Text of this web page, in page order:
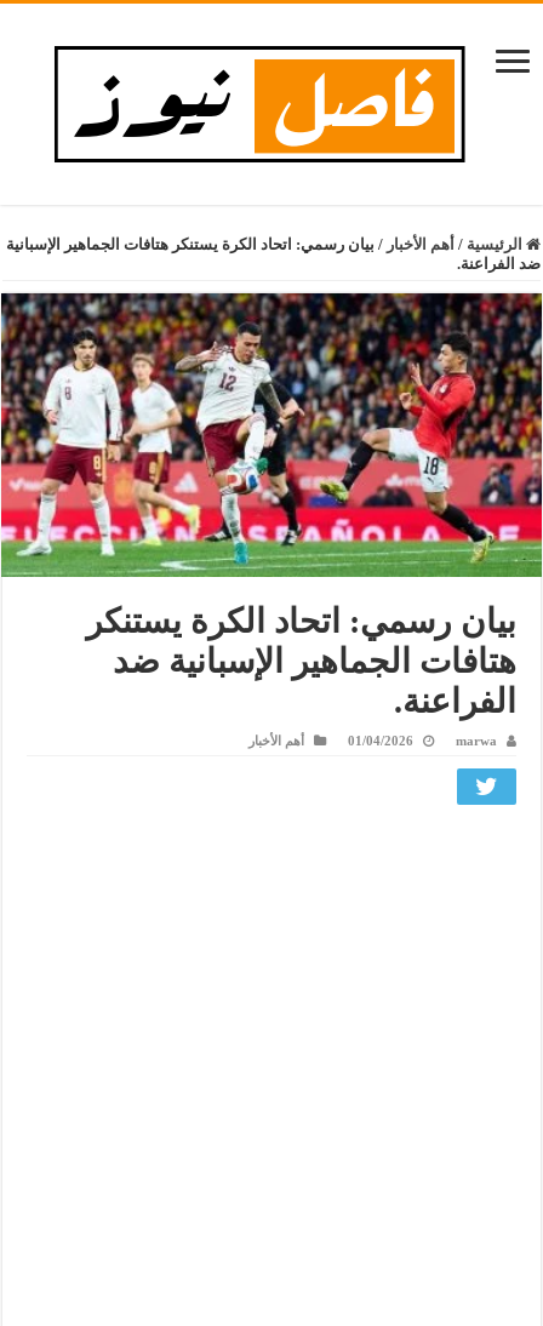
الرئيسية / أهم الأخبار / بيان رسمي: اتحاد الكرة يستنكر هتافات الجماهير الإسبانية
ضد الفراعنة.
بيان رسمي: اتحاد الكرة يستنكر
هتافات الجماهير الإسبانية ضد
الفراعنة.
marwa
01/04/2026 أهم الأخبار